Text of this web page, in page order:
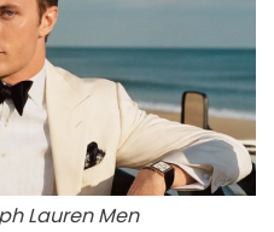
Lauren Men